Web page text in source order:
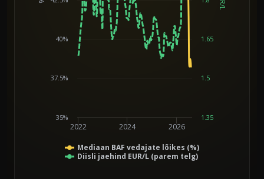
Mediaan BAF vedajate lõikes (%)
Diisli jaehind EUR/L (parem telg)
2022 2024 2026
35%
37.5%
40%
1.35
1.5
1.65